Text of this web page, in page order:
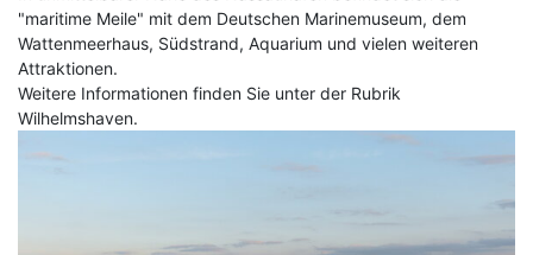
"maritime Meile" mit dem Deutschen Marinemuseum, dem
Wattenmeerhaus, Südstrand, Aquarium und vielen weiteren
Attraktionen.
Weitere Informationen finden Sie unter der Rubrik
Wilhelmshaven.